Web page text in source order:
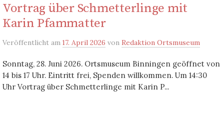
Vortrag über Schmetterlinge mit
Karin Pfammatter
Veröffentlicht am 17. April 2026 von Redaktion Ortsmuseum
Sonntag, 28. Juni 2026. Ortsmuseum Binningen geöffnet von
14 bis 17 Uhr. Eintritt frei, Spenden willkommen. Um 14:30
Uhr Vortrag über Schmetterlinge mit Karin P...